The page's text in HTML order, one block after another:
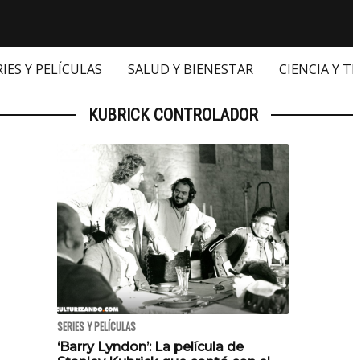
Y PELÍCULAS SALUD Y BIENESTAR CIENCIA Y
KUBRICK CONTROLADOR
SERIES Y PELÍCULAS
‘Barry Lyndon’: La película de